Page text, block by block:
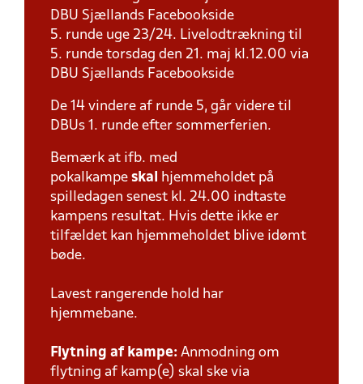
DBU Sjællands Facebookside
5. runde uge 23/24. Livelodtrækning til
5. runde torsdag den 21. maj kl.12.00 via
DBU Sjællands Facebookside
De 14 vindere af runde 5, går videre til
DBUs 1. runde efter sommerferien.
Bemærk at ifb. med
pokalkampe skal
hjemmeholdet på
spilledagen senest kl. 24.00 indtaste
kampens resultat. Hvis dette ikke er
tilfældet kan hjemmeholdet blive idømt
bøde.
Lavest rangerende hold har
hjemmebane.
Flytning af kampe: Anmodning om
flytning af kamp(e) skal ske via